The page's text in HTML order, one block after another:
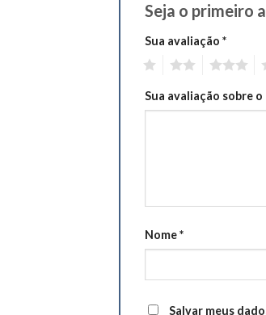
Seja o primeiro
Sua avaliação *
Sua avaliação sobre
Nome*
Salvar meus